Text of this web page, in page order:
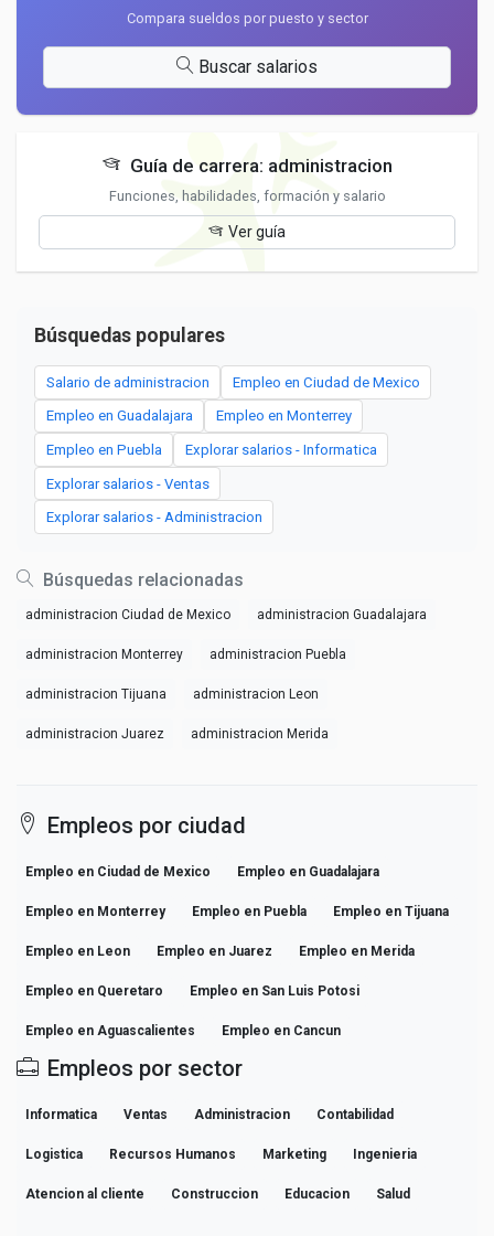
Compara sueldos por puesto y sector
Buscar salarios
Guía de carrera: administracion
Funciones, habilidades, formación y salario
Ver guía
Búsquedas populares
Salario de administracion Empleo en Ciudad de Mexico
Empleo en Guadalajara Empleo en Monterrey
Empleo en Puebla Explorar salarios - Informatica
Explorar salarios - Ventas
Explorar salarios - Administracion
Búsquedas relacionadas
administracion Ciudad de Mexico administracion Guadalajara
administracion Monterrey administracion Puebla
administracion Tijuana administracion Leon
administracion Juarez administracion Merida
Empleos por ciudad
Empleo en Ciudad de Mexico Empleo en Guadalajara
Empleo en Monterrey Empleo en Puebla Empleo en Tijuana
Empleo en Leon Empleo en Juarez Empleo en Merida
Empleo en Queretaro Empleo en San Luis Potosi
Empleo en Aguascalientes Empleo en Cancun
Empleos por sector
Informatica Ventas Administracion Contabilidad
Logistica Recursos Humanos Marketing Ingenieria
Atencion al cliente Construccion Educacion Salud